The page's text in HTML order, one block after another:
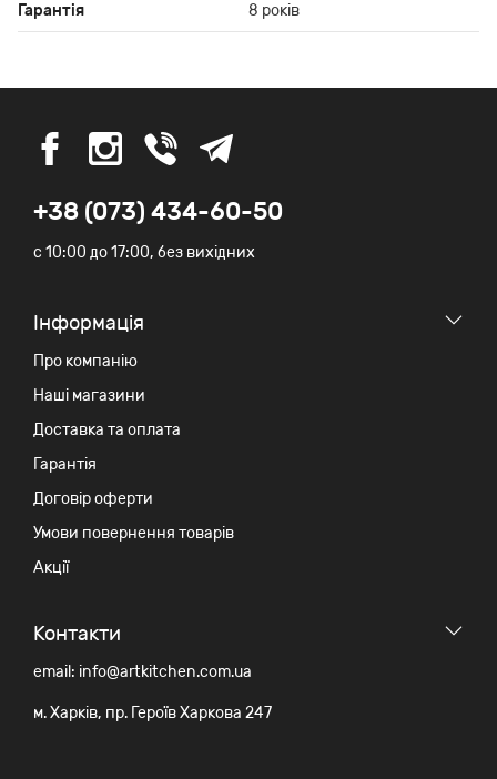
Гарантія 8 років
+38 (073) 434-60-50
c 10:00 до 17:00, без вихідних
Iнформація
Про компанію
Наші магазини
Доставка та оплата
Гарантія
Договір оферти
Умови повернення товарів
Акції
Контакти
email: info@artkitchen.com.ua
м. Харків, пр. Героїв Харкова 247